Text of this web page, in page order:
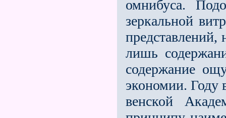
омнибуса.
зеркальной
представлений,
лишь
содержание
экономии. Году
венской